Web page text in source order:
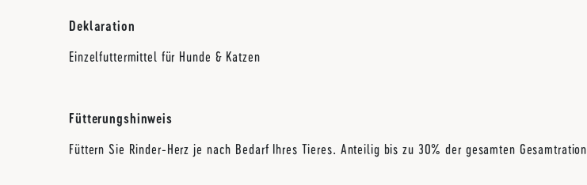
Deklaration
Einzelfuttermittel für Hunde & Katzen
Fütterungshinweis
Füttern Sie Rinder-Herz je nach Bedarf Ihres Tieres. Anteilig bis zu 30% der gesamten Gesamtration.